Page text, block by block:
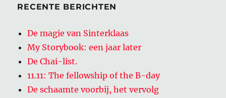
RECENTE BERICHTEN
De magie van Sinterklaas
My Storybook: een jaar later
De Chai-list.
11.11: The fellowship of the B-day
De schaamte voorbij, het vervolg